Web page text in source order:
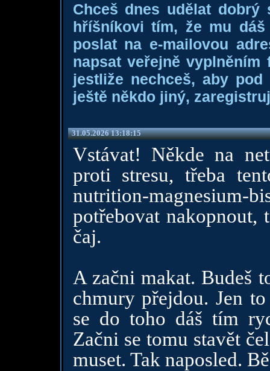
Chceš dnes udělat dobrý
hříšníkovi tím, že mu
poslat na e-mailovou
napsat veřejně
jestliže nechceš, aby
ještě někdo jiný,
31.05.2026 13:18:15
Vstávat! Někde na
proti stresu, třeba
nutrition-
potřebovat nakopnout,
čaj.
A začni makat. Budeš
chmury přejdou. Jen
se do toho dáš tím
Začni se tomu stavět
muset. Tak naposled.